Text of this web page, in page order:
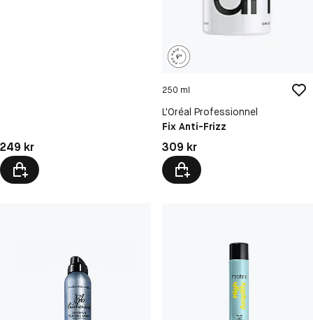
Pris: 249 kr
249 kr
250 ml
L'Oréal Professionnel
Fix Anti-Frizz
Pris: 309 kr
309 kr